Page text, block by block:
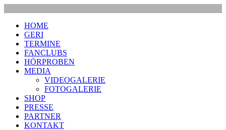
HOME
GERI
TERMINE
FANCLUBS
HÖRPROBEN
MEDIA
VIDEOGALERIE
FOTOGALERIE
SHOP
PRESSE
PARTNER
KONTAKT